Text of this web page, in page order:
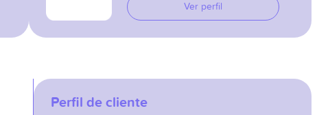
Ver perfil
Perfil de cliente